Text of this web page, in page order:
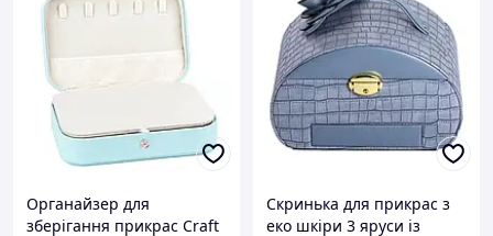
Органайзер для
зберігання прикрас Craft
Скринька для прикрас з
еко шкіри 3 яруси із